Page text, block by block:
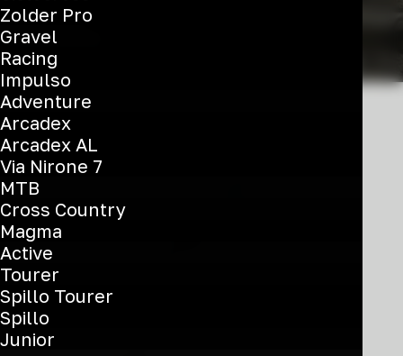
Zolder Pro
Gravel
Racing
Impulso
Adventure
Arcadex
Arcadex AL
Via Nirone 7
MTB
Cross Country
Magma
Active
Tourer
Spillo Tourer
Spillo
Junior
Questo